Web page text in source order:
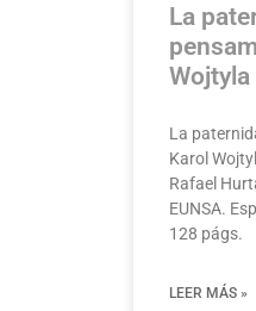
La
Wojtyla
La
Karol
Rafael
EUNSA.
128 págs.
LEER MÁS »